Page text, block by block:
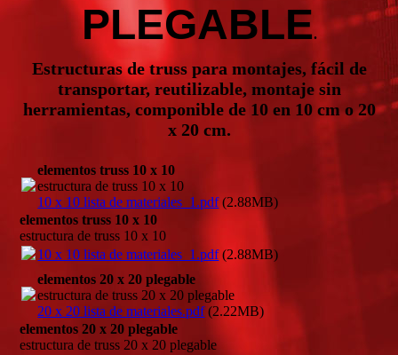
PLEGABLE.
Estructuras de truss para montajes, fácil de
transportar, reutilizable, montaje sin
herramientas, componible de 10 en 10 cm o 20
x 20 cm.
elementos truss 10 x 10
estructura de truss 10 x 10
10 x 10 lista de materiales_1.pdf(2.88MB)
elementos truss 10 x 10
estructura de truss 10 x 10
10 x 10 lista de materiales_1.pdf(2.88MB)
elementos 20 x 20 plegable
estructura de truss 20 x 20 plegable
20 x 20 lista de materiales.pdf(2.22MB)
elementos 20 x 20 plegable
estructura de truss 20 x 20 plegable